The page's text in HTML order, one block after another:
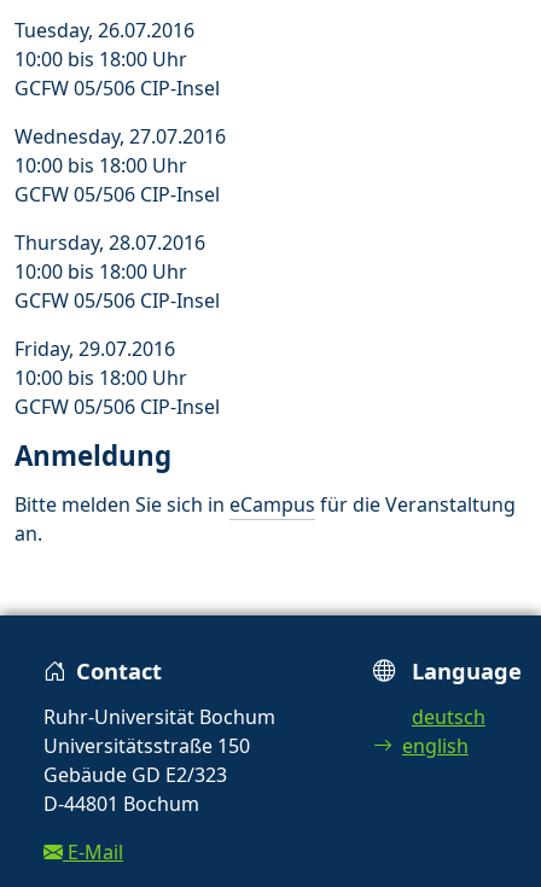
Tuesday, 26.07.2016
10:00 bis 18:00 Uhr
GCFW 05/506 CIP-Insel
Wednesday, 27.07.2016
10:00 bis 18:00 Uhr
GCFW 05/506 CIP-Insel
Thursday, 28.07.2016
10:00 bis 18:00 Uhr
GCFW 05/506 CIP-Insel
Friday, 29.07.2016
10:00 bis 18:00 Uhr
GCFW 05/506 CIP-Insel
Anmeldung
Bitte melden Sie sich in eCampus für die Veranstaltung
an.
Contact
Ruhr-Universität Bochum
Universitätsstraße 150
Gebäude GD E2/323
D-44801 Bochum
E-Mail
Language
deutsch
english